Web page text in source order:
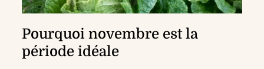
Pourquoi novembre est la
période idéale